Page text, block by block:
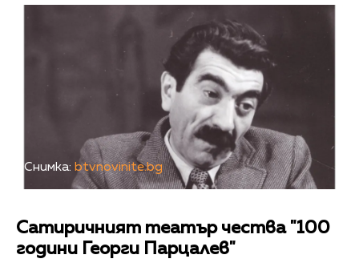
Снимка: btvnovinite.bg
Сатиричният театър чества "100
години Георги Парцалев"